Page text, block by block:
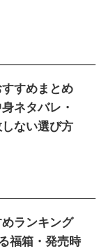
すめまとめ
ネタバレ・
ない選び方
ランキング
福箱・発売時